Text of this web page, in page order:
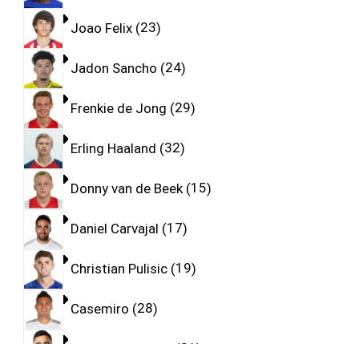
Joao Felix 23
Jadon Sancho 24
Frenkie de Jong 29
Erling Haaland 32
Donny van de Beek 15
Daniel Carvajal 17
Christian Pulisic 19
Casemiro 28